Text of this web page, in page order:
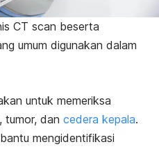
CT scan beserta
umum digunakan dalam
untuk memeriksa
dan cedera kepala.
mengidentifikasi